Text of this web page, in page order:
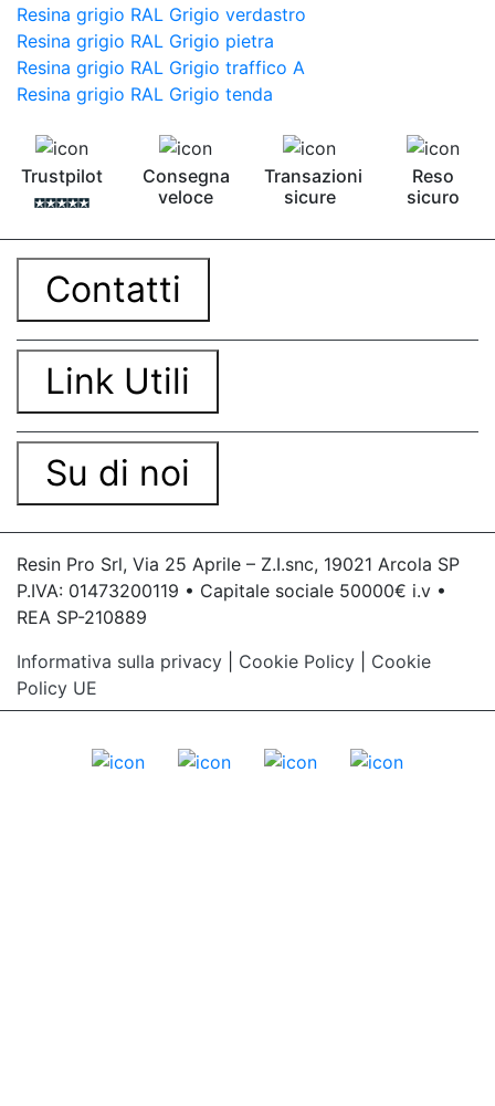
Resina grigio RAL Grigio verdastro
Resina grigio RAL Grigio pietra
Resina grigio RAL Grigio traffico A
Resina grigio RAL Grigio tenda
Trustpilot
Consegna
veloce
Transazioni
sicure
Reso
sicuro
Contatti
Link Utili
Su di noi
Resin Pro Srl, Via 25 Aprile – Z.I.snc, 19021 Arcola SP
P.IVA: 01473200119 • Capitale sociale 50000€ i.v •
REA SP-210889
Informativa sulla privacy
Cookie Policy
Cookie
Policy UE